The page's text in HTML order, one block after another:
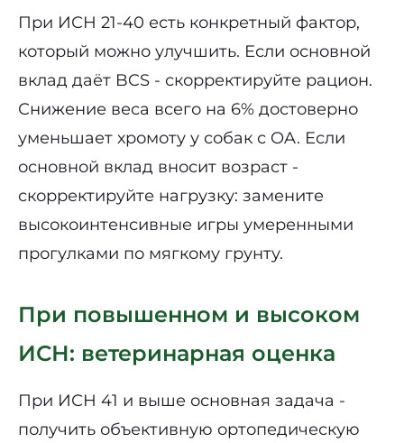
При ИСН 21-40 есть конкретный фактор,
который можно улучшить. Если основной
вклад даёт BCS - скорректируйте рацион.
Снижение веса всего на 6% достоверно
уменьшает хромоту у собак с OA. Если
основной вклад вносит возраст -
скорректируйте нагрузку: замените
высокоинтенсивные игры умеренными
прогулками по мягкому грунту.
При повышенном и высоком
ИСН: ветеринарная оценка
При ИСН 41 и выше основная задача -
получить объективную ортопедическую